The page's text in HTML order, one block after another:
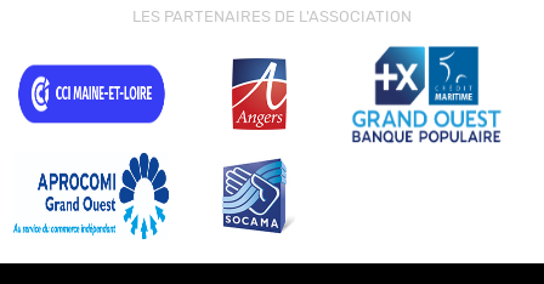
LES PARTENAIRES DE L'ASSOCIATION